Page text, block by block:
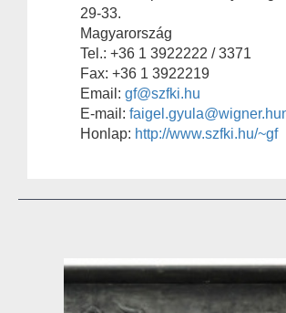
29-33.
Magyarország
Tel.: +36 1 3922222 / 3371
Fax: +36 1 3922219
Email: gf@szfki.hu
E-mail:
Honlap: http://www.szfki.hu/~gf